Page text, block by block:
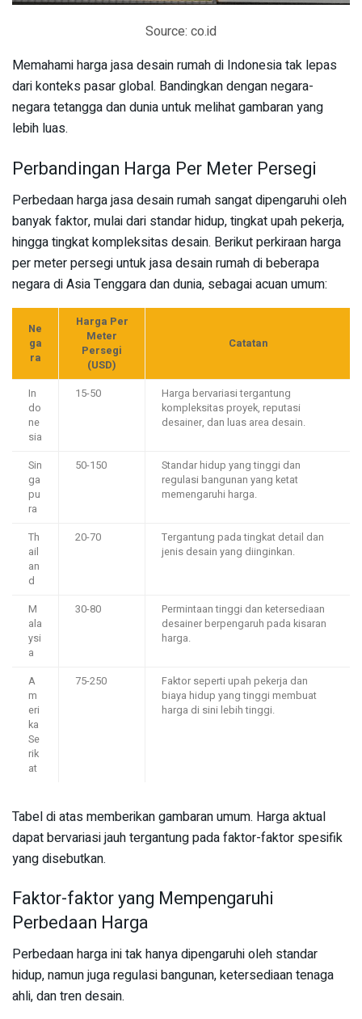
Source: co.id
Memahami harga jasa desain rumah di Indonesia tak lepas
dari konteks pasar global. Bandingkan dengan negara-
negara tetangga dan dunia untuk melihat gambaran yang
lebih luas.
Perbandingan Harga Per Meter Persegi
Perbedaan harga jasa desain rumah sangat dipengaruhi oleh
banyak faktor, mulai dari standar hidup, tingkat upah pekerja,
hingga tingkat kompleksitas desain. Berikut perkiraan harga
per meter persegi untuk jasa desain rumah di beberapa
negara di Asia Tenggara dan dunia, sebagai acuan umum:
Ne
ga
ra
Harga Per
Meter
Persegi
(USD)
Catatan
In
do
ne
sia
15-50
Harga bervariasi tergantung
kompleksitas proyek, reputasi
desainer, dan luas area desain.
Sin
ga
pu
ra
50-150
Standar hidup yang tinggi dan
regulasi bangunan yang ketat
memengaruhi harga.
Th
ail
an
d
20-70
Tergantung pada tingkat detail dan
jenis desain yang diinginkan.
M
ala
ysi
a
30-80
Permintaan tinggi dan ketersediaan
desainer berpengaruh pada kisaran
harga.
A
m
eri
ka
Se
rik
at
75-250
Faktor seperti upah pekerja dan
biaya hidup yang tinggi membuat
harga di sini lebih tinggi.
Tabel di atas memberikan gambaran umum. Harga aktual
dapat bervariasi jauh tergantung pada faktor-faktor spesifik
yang disebutkan.
Faktor-faktor yang Mempengaruhi
Perbedaan Harga
Perbedaan harga ini tak hanya dipengaruhi oleh standar
hidup, namun juga regulasi bangunan, ketersediaan tenaga
ahli, dan tren desain.